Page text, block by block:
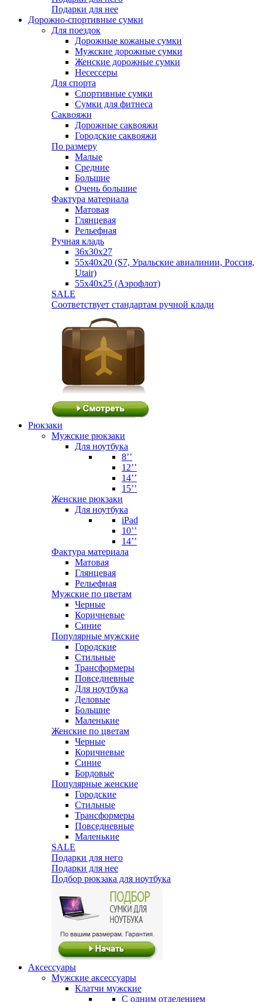
Подарки для нее
Дорожно-спортивные сумки
Для поездок
Дорожные кожаные сумки
Мужские дорожные сумки
Женские дорожные сумки
Несессеры
Для спорта
Спортивные сумки
Сумки для фитнеса
Саквояжи
Дорожные саквояжи
Городские саквояжи
По размеру
Малые
Средние
Большие
Очень большие
Фактура материала
Матовая
Глянцевая
Рельефная
Ручная кладь
36х30x27
55х40х20 (S7, Уральские авиалинии, Россия,
Utair)
55х40х25 (Аэрофлот)
SALE
Соответствует стандартам ручной клади
Рюкзаки
Мужские рюкзаки
Для ноутбука
8’’
12’’
14’’
15’’
Женские рюкзаки
Для ноутбука
iPad
10’’
14’’
Фактура материала
Матовая
Глянцевая
Рельефная
Мужские по цветам
Черные
Коричневые
Синие
Популярные мужские
Городские
Стильные
Трансформеры
Повседневные
Для ноутбука
Деловые
Большие
Маленькие
Женские по цветам
Черные
Коричневые
Синие
Бордовые
Популярные женские
Городские
Стильные
Трансформеры
Повседневные
Маленькие
SALE
Подарки для него
Подарки для нее
Подбор рюкзака для ноутбука
Аксессуары
Мужские аксессуары
Клатчи мужские
С одним отделением